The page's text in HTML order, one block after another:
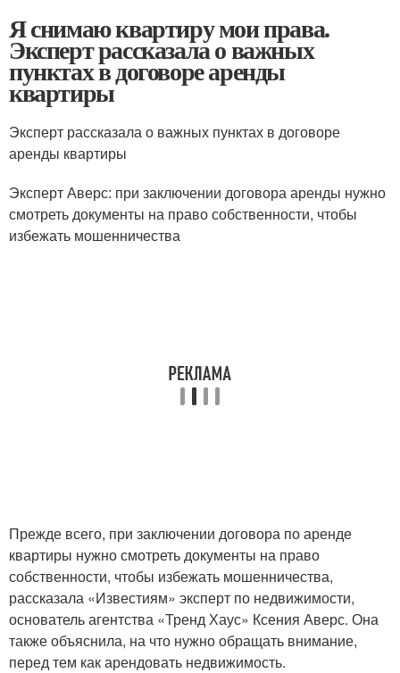
Я снимаю квартиру мои права.
Эксперт рассказала о важных
пунктах в договоре аренды
квартиры
Эксперт рассказала о важных пунктах в договоре
аренды квартиры
Эксперт Аверс: при заключении договора аренды нужно
смотреть документы на право собственности, чтобы
избежать мошенничества
Прежде всего, при заключении договора по аренде
квартиры нужно смотреть документы на право
собственности, чтобы избежать мошенничества,
рассказала «Известиям» эксперт по недвижимости,
основатель агентства «Тренд Хаус» Ксения Аверс. Она
также объяснила, на что нужно обращать внимание,
перед тем как арендовать недвижимость.